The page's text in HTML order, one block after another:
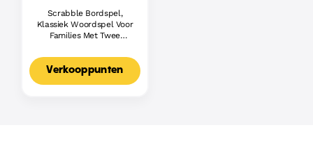
Scrabble Bordspel,
Klassiek Woordspel Voor
Families Met Twee
Voor 2-4 Spelers,
Nederlandse Editie
Verkooppunten